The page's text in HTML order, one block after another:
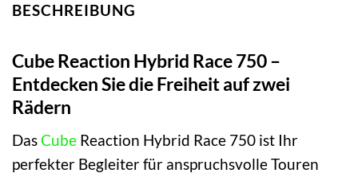
BESCHREIBUNG
Cube Reaction Hybrid Race 750 –
Entdecken Sie die Freiheit auf zwei
Rädern
DasCube Reaction Hybrid Race 750 ist Ihr
perfekter Begleiter für anspruchsvolle Touren